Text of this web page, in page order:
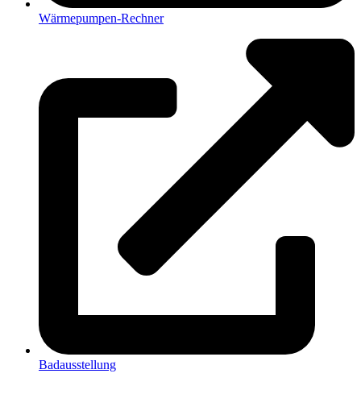
Wärmepumpen-Rechner
Badausstellung